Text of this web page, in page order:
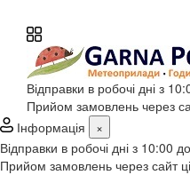
Відправки в робочі дні з
Прийом замовлень через
Інформація
×
Відправки в робочі дні з 10:00
Прийом замовлень через сайт